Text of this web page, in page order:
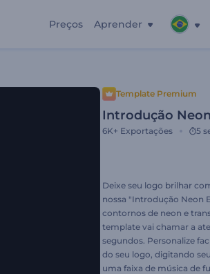
Preços Aprender
Template Premium
Introdução
6K+ Exportações 5
Deixe seu logo brilhar
nossa "Introdução Neon
contornos de neon e
template vai chamar a
segundos. Personalize
do seu logo, digitando
uma faixa de música de